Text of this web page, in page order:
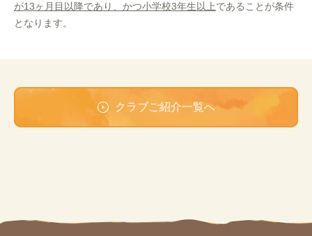
が13ヶ月目以降であり、かつ小学校3年生以上であることが条件
となります。
クラブご紹介一覧へ